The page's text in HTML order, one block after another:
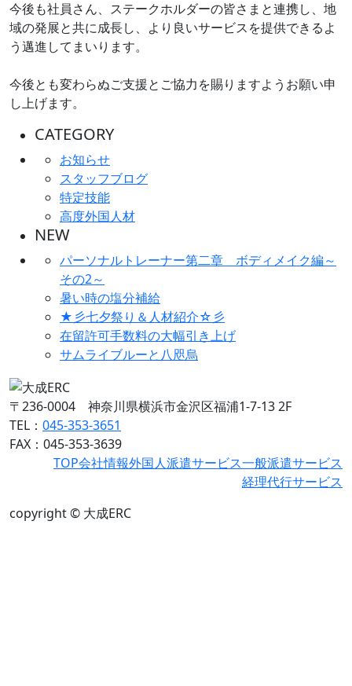
今後も社員さん、ステークホルダーの皆さまと連携し、地
域の発展と共に成長し、より良いサービスを提供できるよ
う邁進してまいります。
今後とも変わらぬご支援とご協力を賜りますようお願い申
し上げます。
CATEGORY
お知らせ
スタッフブログ
特定技能
高度外国人材
NEW
パーソナルトレーナー第二章 ボディメイク編～
その2～
暑い時の塩分補給
★彡七夕祭り＆人材紹介☆彡
在留許可手数料の大幅引き上げ
サムライブルーと八咫烏
〒236-0004 神奈川県横浜市金沢区福浦1-7-13 2F
TEL： 045-353-3651
FAX：045-353-3639
TOP会社情報外国人派遣サービス一般派遣サービス
経理代行サービス
copyright © 大成ERC